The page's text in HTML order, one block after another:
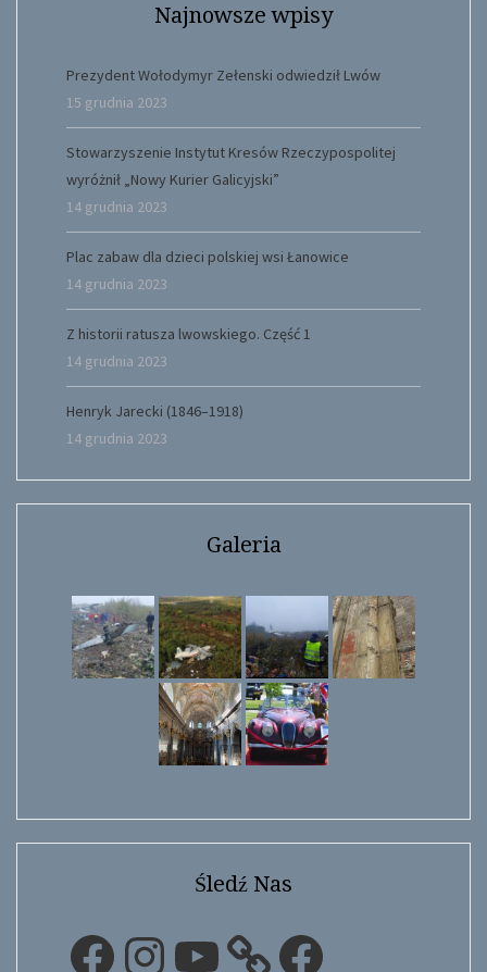
Najnowsze wpisy
Prezydent Wołodymyr Zełenski odwiedził Lwów
15 grudnia 2023
Stowarzyszenie Instytut Kresów Rzeczypospolitej
wyróżnił „Nowy Kurier Galicyjski”
14 grudnia 2023
Plac zabaw dla dzieci polskiej wsi Łanowice
14 grudnia 2023
Z historii ratusza lwowskiego. Część 1
14 grudnia 2023
Henryk Jarecki (1846–1918)
14 grudnia 2023
Galeria
Śledź Nas
FacebookInstagramYouTube Facebook